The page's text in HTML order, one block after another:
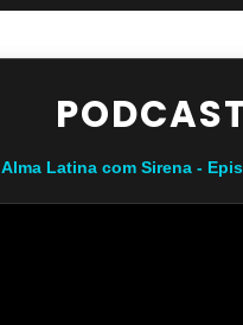
Alma Latina com Sirena -